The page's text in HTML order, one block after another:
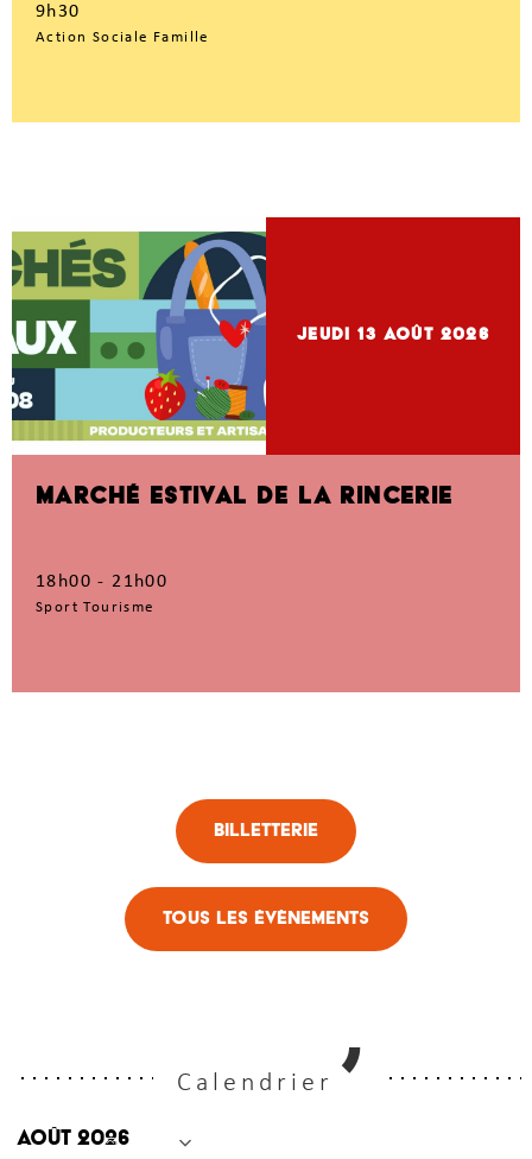
9h30
Action Sociale Famille
jeudi 13 Août 2026
MARCHÉ ESTIVAL DE LA RINCERIE
18h00 - 21h00
Sport Tourisme
Billetterie
Tous les évènements
Calendrier